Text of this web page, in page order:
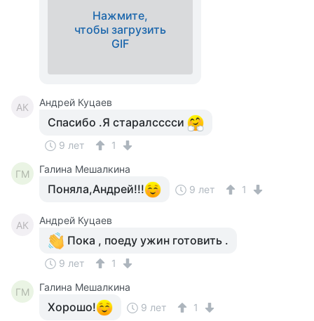
Нажмите,
чтобы загрузить
GIF
АК Андрей Куцаев
Спасибо .Я старалсссси
9 лет 1
ГМ Галина Мешалкина
Поняла,Андрей!!! 9 лет 1
АК Андрей Куцаев
Пока , поеду ужин готовить .
9 лет 1
ГМ Галина Мешалкина
Хорошо! 9 лет 1